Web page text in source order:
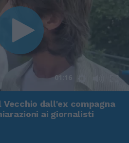
01:16
Vecchio dall'ex compagna
ai giornalisti